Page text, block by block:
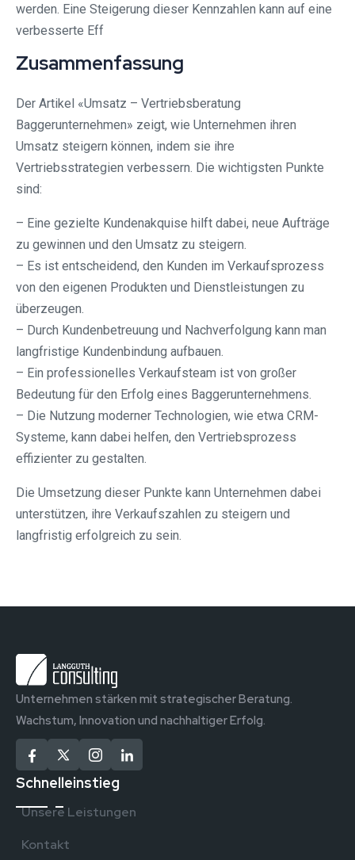
werden. Eine Steigerung dieser Kennzahlen kann auf eine
verbesserte Eff
Zusammenfassung
Der Artikel «Umsatz – Vertriebsberatung
Baggerunternehmen» zeigt, wie Unternehmen ihren
Umsatz steigern können, indem sie ihre
Vertriebsstrategien verbessern. Die wichtigsten Punkte
sind:
– Eine gezielte Kundenakquise hilft dabei, neue Aufträge
zu gewinnen und den Umsatz zu steigern.
– Es ist entscheidend, den Kunden im Verkaufsprozess
von den eigenen Produkten und Dienstleistungen zu
überzeugen.
– Durch Kundenbetreuung und Nachverfolgung kann man
langfristige Kundenbindung aufbauen.
– Ein professionelles Verkaufsteam ist von großer
Bedeutung für den Erfolg eines Baggerunternehmens.
– Die Nutzung moderner Technologien, wie etwa CRM-
Systeme, kann dabei helfen, den Vertriebsprozess
effizienter zu gestalten.
Die Umsetzung dieser Punkte kann Unternehmen dabei
unterstützen, ihre Verkaufszahlen zu steigern und
langfristig erfolgreich zu sein.
Unternehmen stärken mit strategischer Beratung.
Wachstum, Innovation und nachhaltiger Erfolg.
Schnelleinstieg
Unsere Leistungen
Kontakt